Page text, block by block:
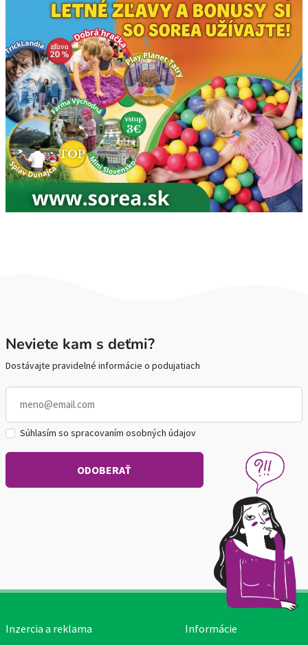
Neviete kam s deťmi?
Dostávajte pravidelné informácie o podujatiach
Súhlasím so spracovaním osobných údajov
Inzercia a reklama Informácie